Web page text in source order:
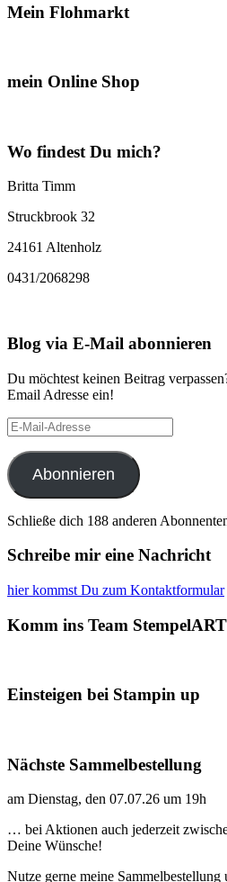
Mein Flohmarkt
mein Online Shop
Wo findest Du mich?
Britta Timm
Struckbrook 32
24161 Altenholz
0431/2068298
Blog via E-Mail abonnieren
Du möchtest keinen Beitrag
Email Adresse ein!
E-
Mail-
Adresse
Abonnieren
Schließe dich 188 anderen
Schreibe mir eine Nachricht
hier kommst Du zum Kontaktformular
Komm ins Team StempelART
Einsteigen bei Stampin up
Nächste Sammelbestellung
am Dienstag, den 07.07.26 um 19h
… bei Aktionen auch jederzeit
Deine Wünsche!
Nutze gerne meine Sammelbestellung